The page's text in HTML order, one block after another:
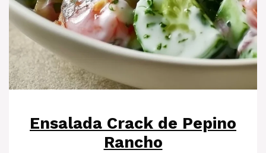
Ensalada Crack de Pepino
Rancho